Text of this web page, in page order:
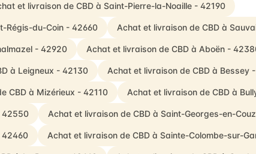
et livraison de CBD à Saint-Pierre-la-Noaille - 42190
Régis-du-Coin - 42660 Achat et livraison de CBD à
- 42920 Achat et livraison de CBD à Aboën -
à Leigneux - 42130 Achat et livraison de CBD à Bessey
CBD à Mizérieux - 42110 Achat et livraison de CBD à
42550 Achat et livraison de CBD à Saint-Georges-en-
42460 Achat et livraison de CBD à Sainte-Colombe-sur-